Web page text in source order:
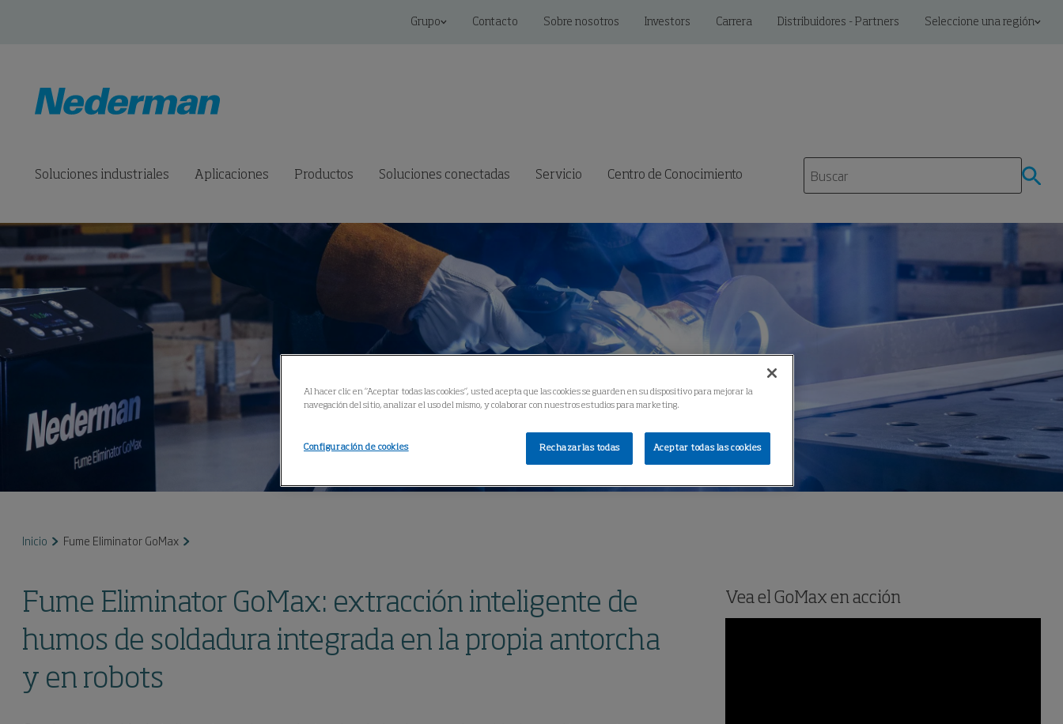
Grupo Contacto Sobre nosotros Investors Carrera Distribuidores - Partners Seleccione una región
Soluciones industriales Aplicaciones Productos Soluciones conectadas Servicio Centro de Conocimiento
Inicio Fume Eliminator GoMax
Fume Eliminator GoMax: extracción inteligente de
humos de soldadura integrada en la propia antorcha
y en robots
Vea el GoMax en acción
Al hacer clic en “Aceptar todas las cookies”, usted acepta que las cookies se guarden en su dispositivo para mejorar la
navegación del sitio, analizar el uso del mismo, y colaborar con nuestros estudios para marketing.
Rechazarlas todas Aceptar todas las cookies
Configuración de cookies